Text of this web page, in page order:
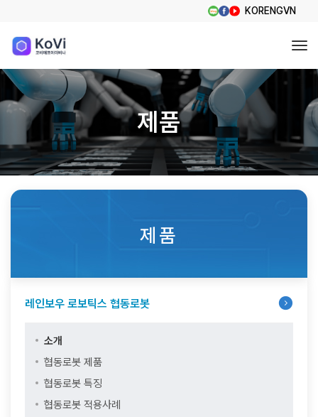
KORENGVN
제품
제품
레인보우 로보틱스 협동로봇
소개
협동로봇 제품
협동로봇 특징
협동로봇 적용사례